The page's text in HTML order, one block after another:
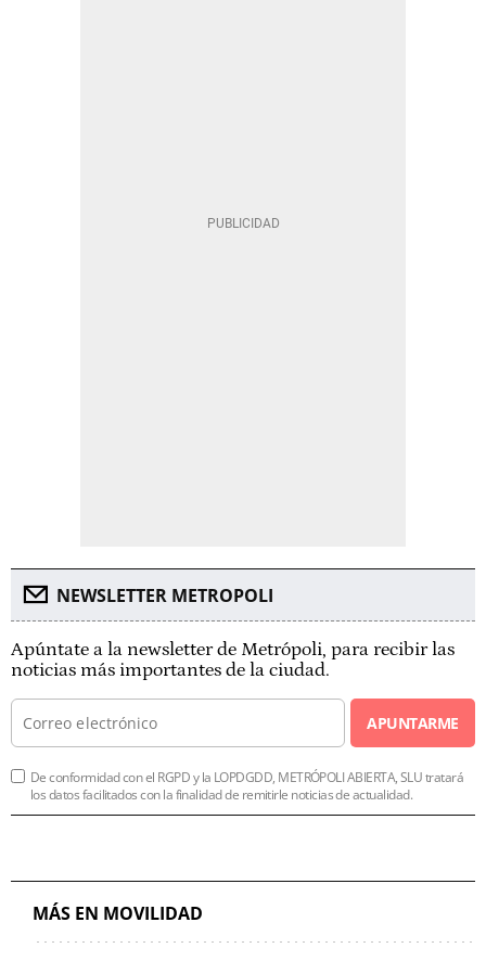
NEWSLETTER METROPOLI
Apúntate a la newsletter de Metrópoli, para recibir las
noticias más importantes de la ciudad.
APUNTARME
De conformidad con el RGPD y la LOPDGDD, METRÓPOLI ABIERTA, SLU tratará
los datos facilitados con la finalidad de remitirle noticias de actualidad.
MÁS EN MOVILIDAD